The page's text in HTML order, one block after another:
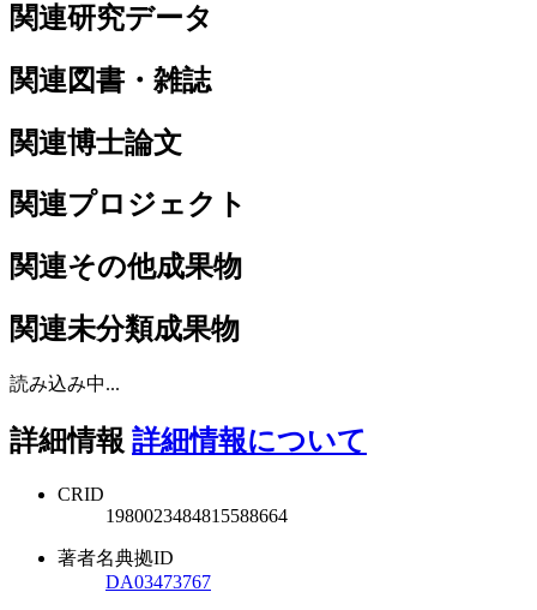
関連研究データ
関連図書・雑誌
関連博士論文
関連プロジェクト
関連その他成果物
関連未分類成果物
読み込み中...
詳細情報 詳細情報について
CRID
1980023484815588664
著者名典拠ID
DA03473767